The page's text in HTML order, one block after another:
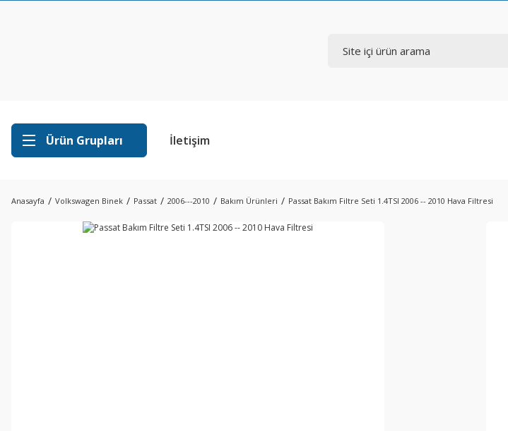
Ürün Grupları İletişim
Anasayfa Volkswagen Binek Passat 2006---2010 Bakım Ürünleri Passat Bakım Filtre Seti 1.4TSI 2006 -- 2010 Hava Filtresi